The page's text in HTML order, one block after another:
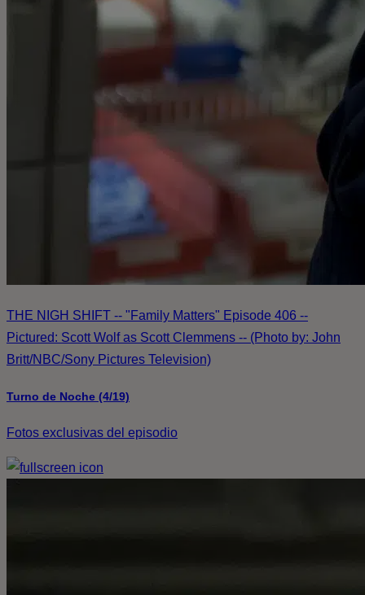
THE NIGH SHIFT -- "Family Matters" Episode 406 --
Pictured: Scott Wolf as Scott Clemmens -- (Photo by: John
Britt/NBC/Sony Pictures Television)
Turno de Noche (4/19)
Fotos exclusivas del episodio